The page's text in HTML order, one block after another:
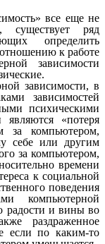
все еще не
существует ряд
определить
к работе
зависимости
зависимости, в
зависимостей
психическими
являются «потеря
за компьютером,
себе или другим
за компьютером,
времени
к социальной
поведения
компьютерной
радости и вины во
раздраженное
если по каким-то